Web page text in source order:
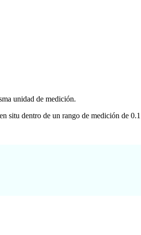
unidad de medición.
situ dentro de un rango de medición de